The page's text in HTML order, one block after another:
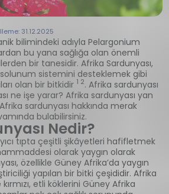
31.12.2025
bilimindeki adıyla Pelargonium
bu yana sağlığa olan önemli
bir tanesidir. Afrika Sardunyası,
solunum sistemini desteklemek gibi
olan bir bitkidir 1 2. Afrika sardunyası
ne işe yarar? Afrika sardunyası yan
sardunyası hakkında merak
bulabilirsiniz.
Nedir?
tıpta çeşitli şikâyetleri hafifletmek
olarak yaygın olarak
özellikle Güney Afrika’da yaygın
yapılan bir bitki çeşididir. Afrika
etli köklerini Güney Afrika